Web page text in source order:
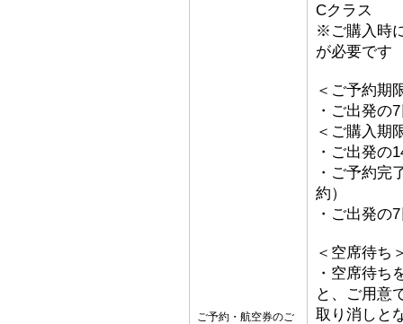
ご予約・航空券のご
Cクラス
※ご購入時
が必要です
＜ご予約期
・ご出発の
＜ご購入期
・ご出発の
・ご予約完
約）
・ご出発
＜空席待ち
・空席待ち
と、ご用意
取り消しと